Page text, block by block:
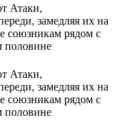
Атаки,
замедляя их на
союзникам рядом с
половине
Атаки,
замедляя их на
союзникам рядом с
половине